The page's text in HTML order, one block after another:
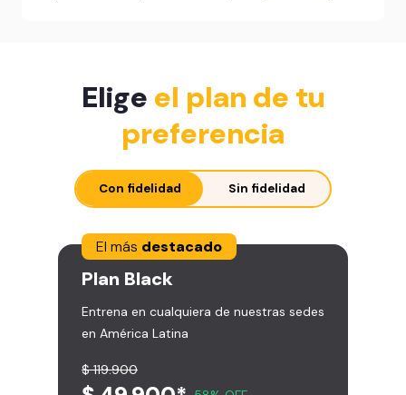
Elige el plan de tu
preferencia
Con fidelidad Sin fidelidad
El más destacado
Plan Black
Entrena en cualquiera de nuestras sedes
en América Latina
$ 119.900